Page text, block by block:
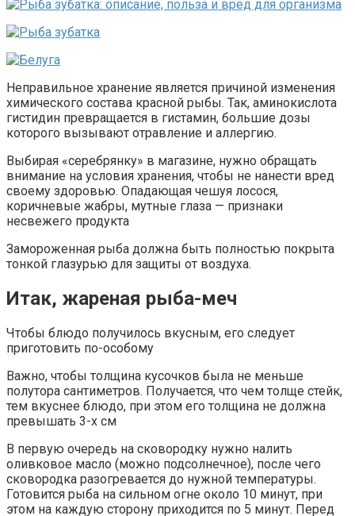
Неправильное хранение является причиной изменения
химического состава красной рыбы. Так, аминокислота
гистидин превращается в гистамин, большие дозы
которого вызывают отравление и аллергию.
Выбирая «серебрянку» в магазине, нужно обращать
внимание на условия хранения, чтобы не нанести вред
своему здоровью. Опадающая чешуя лосося,
коричневые жабры, мутные глаза — признаки
несвежего продукта
Замороженная рыба должна быть полностью покрыта
тонкой глазурью для защиты от воздуха.
Итак, жареная рыба-меч
Чтобы блюдо получилось вкусным, его следует
приготовить по-особому
Важно, чтобы толщина кусочков была не меньше
полутора сантиметров. Получается, что чем толще стейк,
тем вкуснее блюдо, при этом его толщина не должна
превышать 3-х см
В первую очередь на сковородку нужно налить
оливковое масло (можно подсолнечное), после чего
сковородка разогревается до нужной температуры.
Готовится рыба на сильном огне около 10 минут, при
этом на каждую сторону приходится по 5 минут. Перед